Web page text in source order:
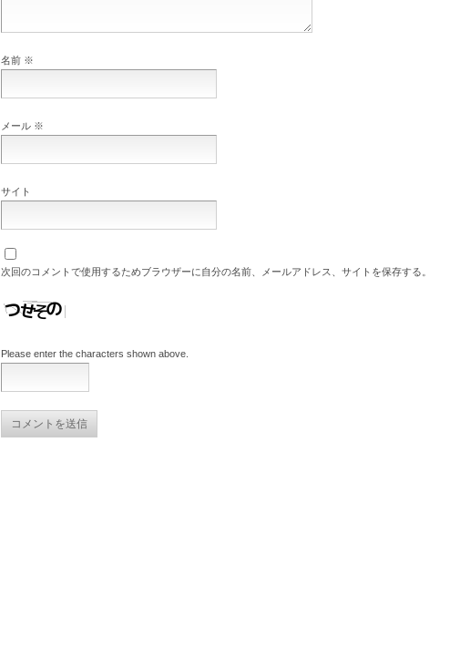
名前 ※
メール ※
サイト
次回のコメントで使用するためブラウザーに自分の名前、メールアドレス、サイトを保存する。
Please enter the characters shown above.